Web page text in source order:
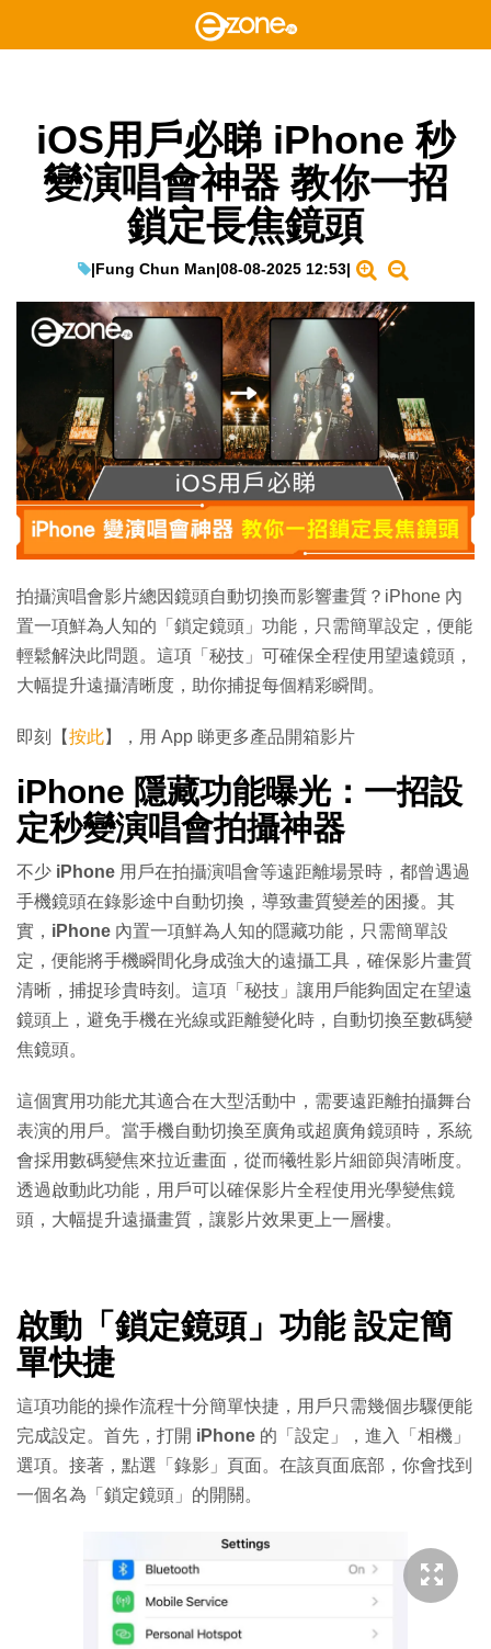
iOS用戶必睇 iPhone 秒
變演唱會神器 教你一招
鎖定長焦鏡頭
|Fung Chun Man|08-08-2025 12:53|
拍攝演唱會影片總因鏡頭自動切換而影響畫質？iPhone 內
置一項鮮為人知的「鎖定鏡頭」功能，只需簡單設定，便能
輕鬆解決此問題。這項「秘技」可確保全程使用望遠鏡頭，
大幅提升遠攝清晰度，助你捕捉每個精彩瞬間。
即刻【按此】，用 App 睇更多產品開箱影片
iPhone 隱藏功能曝光：一招設
定秒變演唱會拍攝神器
不少 iPhone 用戶在拍攝演唱會等遠距離場景時，都曾遇過
手機鏡頭在錄影途中自動切換，導致畫質變差的困擾。其
實， iPhone 內置一項鮮為人知的隱藏功能，只需簡單設
定，便能將手機瞬間化身成強大的遠攝工具，確保影片畫質
清晰，捕捉珍貴時刻。這項「秘技」讓用戶能夠固定在望遠
鏡頭上，避免手機在光線或距離變化時，自動切換至數碼變
焦鏡頭。
這個實用功能尤其適合在大型活動中，需要遠距離拍攝舞台
表演的用戶。當手機自動切換至廣角或超廣角鏡頭時，系統
會採用數碼變焦來拉近畫面，從而犧牲影片細節與清晰度。
透過啟動此功能，用戶可以確保影片全程使用光學變焦鏡
頭，大幅提升遠攝畫質，讓影片效果更上一層樓。
啟動「鎖定鏡頭」功能 設定簡
單快捷
這項功能的操作流程十分簡單快捷，用戶只需幾個步驟便能
完成設定。首先，打開 iPhone 的「設定」，進入「相機」
選項。接著，點選「錄影」頁面。在該頁面底部，你會找到
一個名為「鎖定鏡頭」的開關。